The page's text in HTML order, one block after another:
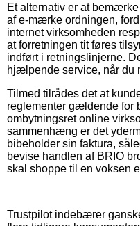
Et alternativ er at
af e-mærke ordningen,
internet virksomheden
at forretningen tit føres
indført i retningslinjerne.
hjælpende service, når du
Tilmed tilrådes det at
reglementer gældende for
ombytningsret online
sammenhæng er det
bibeholder sin faktura,
bevise handlen af BRIO
skal shoppe til en voksen
Trustpilot indebærer